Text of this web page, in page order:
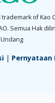
of Kao
Semua Hak
Undang
| Pernyataan